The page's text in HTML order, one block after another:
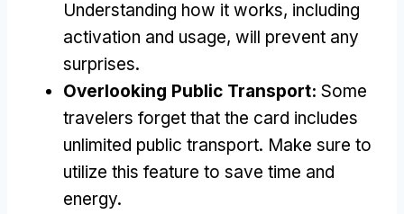
Understanding how it works, including
activation and usage, will prevent any
surprises.
Overlooking Public Transport: Some
travelers forget that the card includes
unlimited public transport. Make sure to
utilize this feature to save time and
energy.